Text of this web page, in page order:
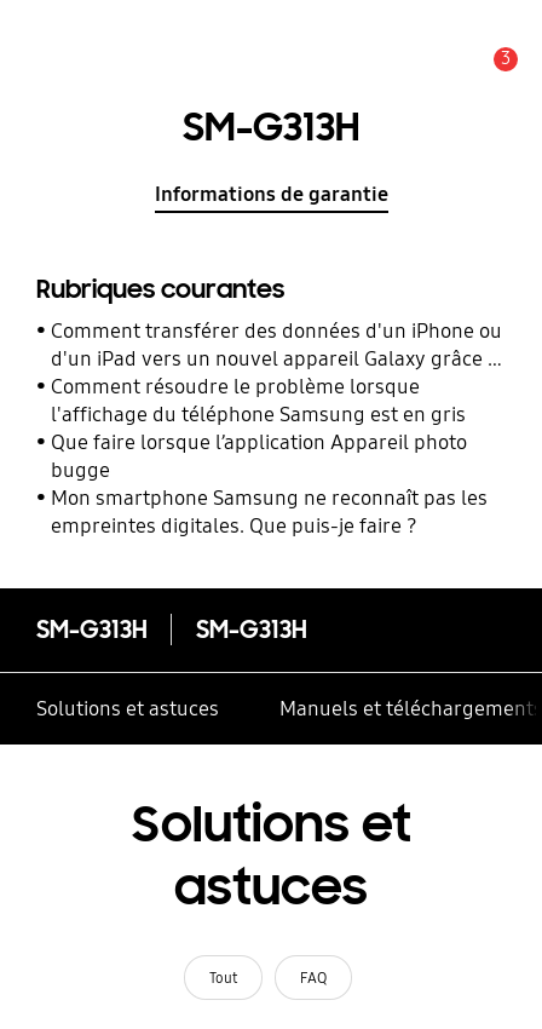
3
SM-G313H
Informations de garantie
Rubriques courantes
Comment transférer des données d'un iPhone ou
d'un iPad vers un nouvel appareil Galaxy grâce à
Smart Switch ?
Comment résoudre le problème lorsque
l'affichage du téléphone Samsung est en gris
Que faire lorsque l’application Appareil photo
bugge
Mon smartphone Samsung ne reconnaît pas les
empreintes digitales. Que puis-je faire ?
SM-G313H SM-G313H
Solutions et astuces Manuels et téléchargements
Solutions et
astuces
Tout FAQ